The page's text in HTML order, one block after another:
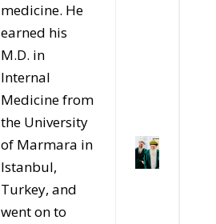
medicine. He
earned his
M.D. in
Internal
Medicine from
the University
of Marmara in
Istanbul,
Turkey, and
went on to